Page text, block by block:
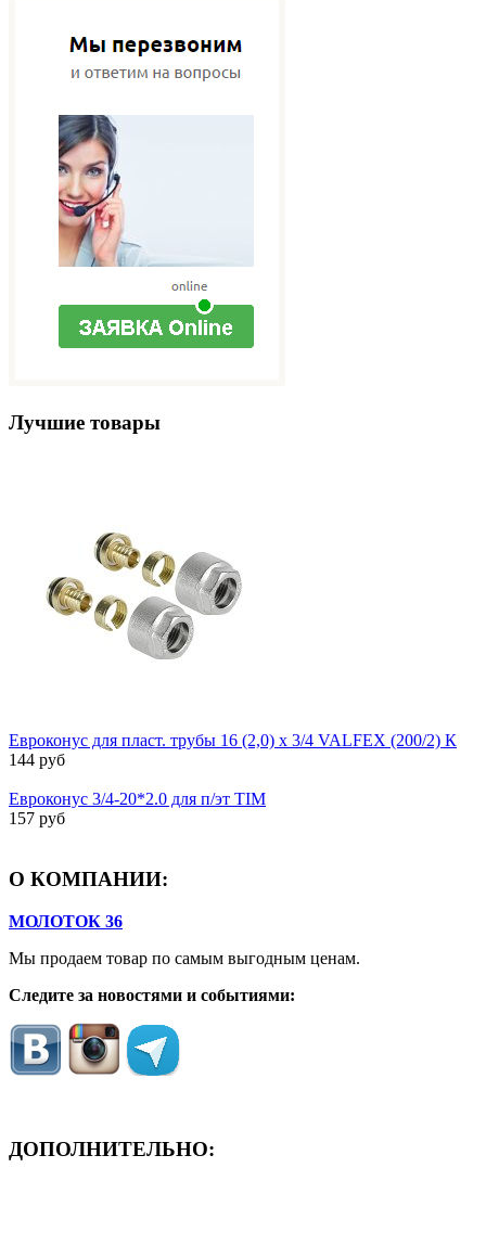
Лучшие товары
Евроконус для пласт. трубы 16 (2,0) х 3/4 VALFEX (200/2) К
144 руб
Евроконус 3/4-20*2.0 для п/эт TIM
157 руб
О КОМПАНИИ:
МОЛОТОК 36
Мы продаем товар по самым выгодным ценам.
Следите за новостями и событиями:
ДОПОЛНИТЕЛЬНО: